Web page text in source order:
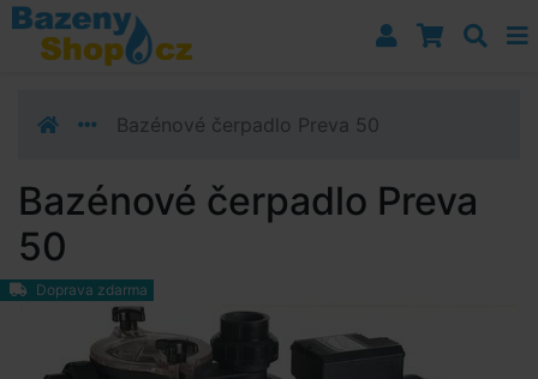
Přejít k navigaci
Přejít na obsah
Přejít k postrannímu sloupci
Bazénové čerpadlo Preva 50
Bazénové čerpadlo Preva
50
Doprava zdarma